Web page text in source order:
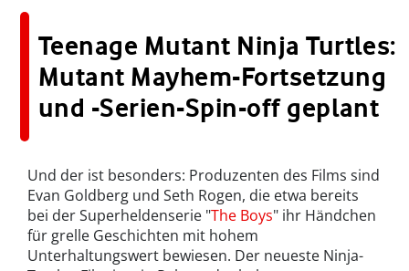
Teenage Mutant Ninja Turtles:
Mutant Mayhem-Fortsetzung
und -Serien-Spin-off geplant
Und der ist besonders: Produzenten des Films sind
Evan Goldberg und Seth Rogen, die etwa bereits
bei der Superheldenserie "The Boys" ihr Händchen
für grelle Geschichten mit hohem
Unterhaltungswert bewiesen. Der neueste Ninja-